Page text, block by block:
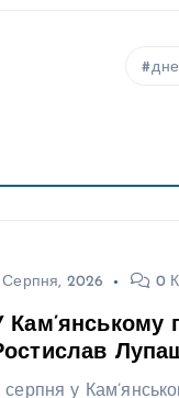
Серпня, 2026 0
Кам’янському
серпня у